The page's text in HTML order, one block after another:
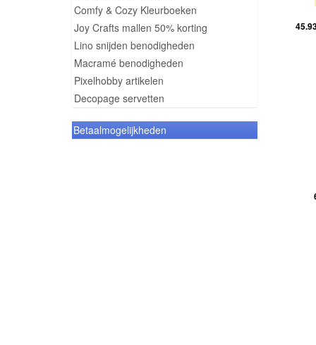
Comfy & Cozy Kleurboeken
Joy Crafts mallen 50% korting
Lino snijden benodigheden
Macramé benodigheden
Pixelhobby artikelen
Decopage servetten
Betaalmogelijkheden